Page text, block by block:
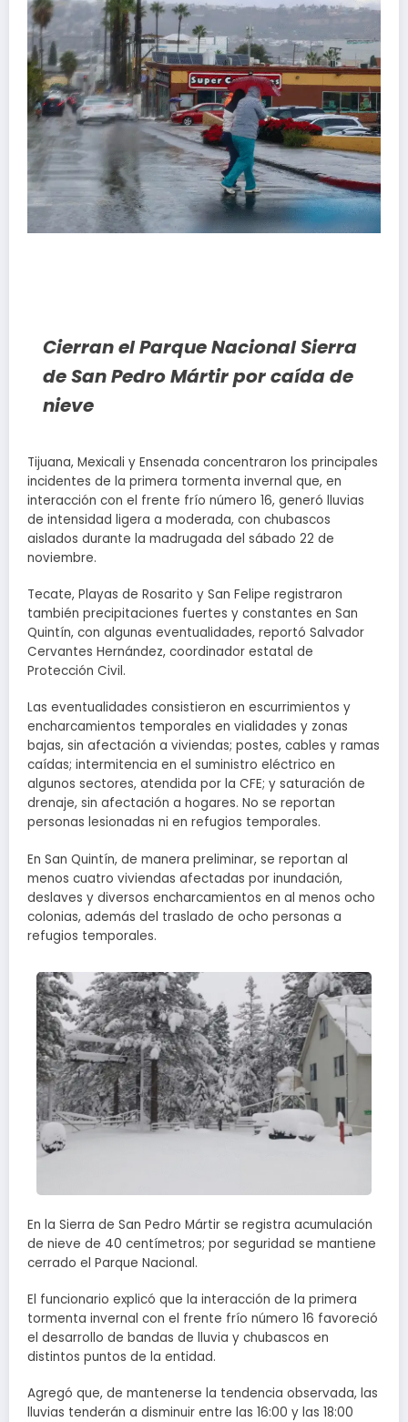
Cierran el Parque Nacional Sierra
de San Pedro Mártir por caída de
nieve
Tijuana, Mexicali y Ensenada concentraron los principales
incidentes de la primera tormenta invernal que, en
interacción con el frente frío número 16, generó lluvias
de intensidad ligera a moderada, con chubascos
aislados durante la madrugada del sábado 22 de
noviembre.
Tecate, Playas de Rosarito y San Felipe registraron
también precipitaciones fuertes y constantes en San
Quintín, con algunas eventualidades, reportó Salvador
Cervantes Hernández, coordinador estatal de
Protección Civil.
Las eventualidades consistieron en escurrimientos y
encharcamientos temporales en vialidades y zonas
bajas, sin afectación a viviendas; postes, cables y ramas
caídas; intermitencia en el suministro eléctrico en
algunos sectores, atendida por la CFE; y saturación de
drenaje, sin afectación a hogares. No se reportan
personas lesionadas ni en refugios temporales.
En San Quintín, de manera preliminar, se reportan al
menos cuatro viviendas afectadas por inundación,
deslaves y diversos encharcamientos en al menos ocho
colonias, además del traslado de ocho personas a
refugios temporales.
En la Sierra de San Pedro Mártir se registra acumulación
de nieve de 40 centímetros; por seguridad se mantiene
cerrado el Parque Nacional.
El funcionario explicó que la interacción de la primera
tormenta invernal con el frente frío número 16 favoreció
el desarrollo de bandas de lluvia y chubascos en
distintos puntos de la entidad.
Agregó que, de mantenerse la tendencia observada, las
lluvias tenderán a disminuir entre las 16:00 y las 18:00